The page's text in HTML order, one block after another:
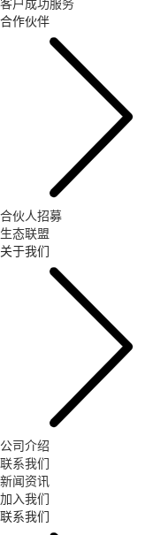
合作伙伴
合伙人招募
生态联盟
关于我们
公司介绍
联系我们
新闻资讯
加入我们
联系我们